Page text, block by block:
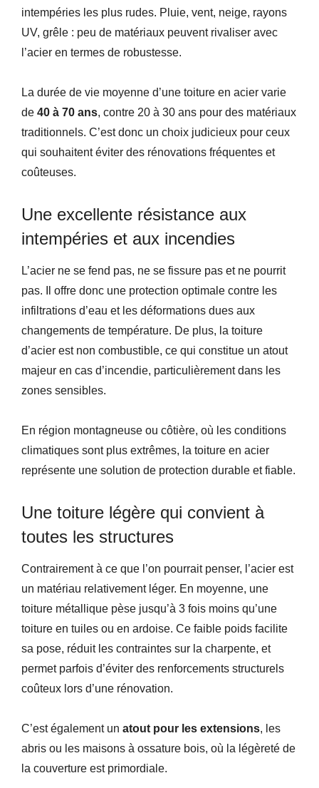
intempéries les plus rudes. Pluie, vent, neige, rayons
UV, grêle : peu de matériaux peuvent rivaliser avec
l’acier en termes de robustesse.
La durée de vie moyenne d’une toiture en acier varie
de 40 à 70 ans, contre 20 à 30 ans pour des matériaux
traditionnels. C’est donc un choix judicieux pour ceux
qui souhaitent éviter des rénovations fréquentes et
coûteuses.
Une excellente résistance aux
intempéries et aux incendies
L’acier ne se fend pas, ne se fissure pas et ne pourrit
pas. Il offre donc une protection optimale contre les
infiltrations d’eau et les déformations dues aux
changements de température. De plus, la toiture
d’acier est non combustible, ce qui constitue un atout
majeur en cas d’incendie, particulièrement dans les
zones sensibles.
En région montagneuse ou côtière, où les conditions
climatiques sont plus extrêmes, la toiture en acier
représente une solution de protection durable et fiable.
Une toiture légère qui convient à
toutes les structures
Contrairement à ce que l’on pourrait penser, l’acier est
un matériau relativement léger. En moyenne, une
toiture métallique pèse jusqu’à 3 fois moins qu’une
toiture en tuiles ou en ardoise. Ce faible poids facilite
sa pose, réduit les contraintes sur la charpente, et
permet parfois d’éviter des renforcements structurels
coûteux lors d’une rénovation.
C’est également un atout pour les extensions, les
abris ou les maisons à ossature bois, où la légèreté de
la couverture est primordiale.